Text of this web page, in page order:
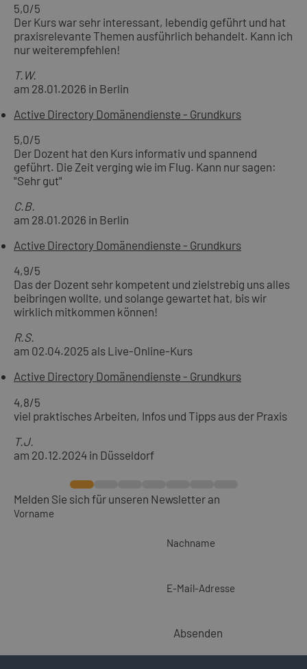
5,0/5
Der Kurs war sehr interessant, lebendig geführt und hat
praxisrelevante Themen ausführlich behandelt. Kann ich
nur weiterempfehlen!
T.W.
am 28.01.2026 in Berlin
Active Directory Domänendienste - Grundkurs
5,0/5
Der Dozent hat den Kurs informativ und spannend
geführt. Die Zeit verging wie im Flug. Kann nur sagen:
"Sehr gut"
C.B.
am 28.01.2026 in Berlin
Active Directory Domänendienste - Grundkurs
4,9/5
Das der Dozent sehr kompetent und zielstrebig uns alles
beibringen wollte, und solange gewartet hat, bis wir
wirklich mitkommen können!
R.S.
am 02.04.2025 als Live-Online-Kurs
Active Directory Domänendienste - Grundkurs
4,8/5
viel praktisches Arbeiten, Infos und Tipps aus der Praxis
T.J.
am 20.12.2024 in Düsseldorf
Melden Sie sich für unseren Newsletter an
Vorname
Nachname
E-Mail-Adresse
Absenden